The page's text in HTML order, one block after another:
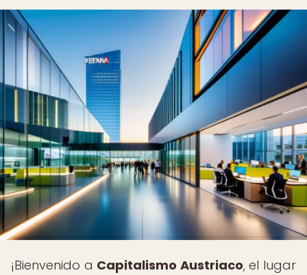
¡Bienvenido a Capitalismo Austriaco, el lugar